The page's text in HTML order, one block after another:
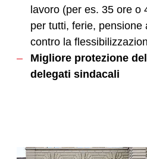
lavoro (per es. 35 ore o
per tutti, ferie, pensione
contro la
Migliore protezione
delegati sindacali